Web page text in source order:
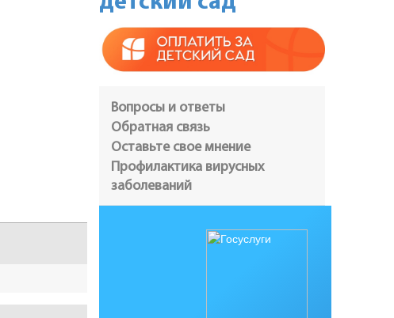
Вопросы и ответы
Обратная связь
Оставьте свое мнение
Профилактика вирусных
заболеваний